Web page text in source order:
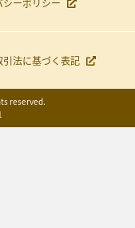
引法に基づく表記
reserved.